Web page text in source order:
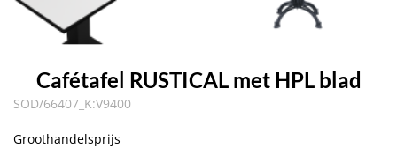
Cafétafel RUSTICAL met HPL blad
SOD/66407_K:V9400
Groothandelsprijs